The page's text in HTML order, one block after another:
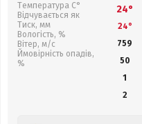
Температура С°
Відчувається як
Тиск, мм
Вологість, %
Вітер, м/с
Ймовірність опадів,
%
24°
24°
759
50
1
2